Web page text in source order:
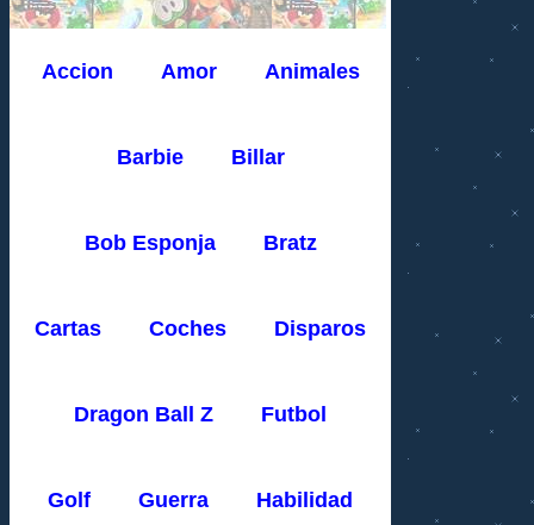
Accion Amor Animales
Barbie Billar
Bob Esponja Bratz
Cartas Coches Disparos
Dragon Ball Z Futbol
Golf Guerra Habilidad